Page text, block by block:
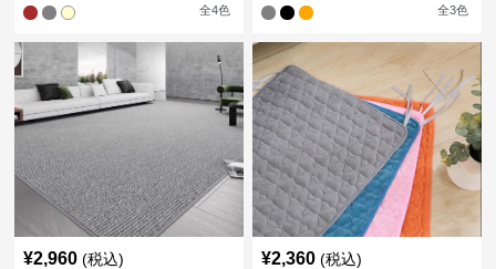
全4色 全3色
¥2,960 (税込) ¥2,360 (税込)